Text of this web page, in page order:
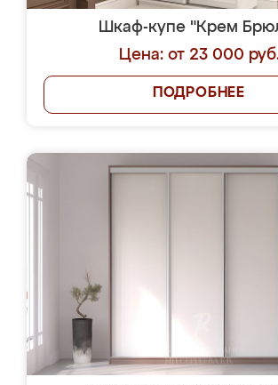
Шкаф-купе "Крем
Цена: от 23 000
ПОДРОБНЕЕ